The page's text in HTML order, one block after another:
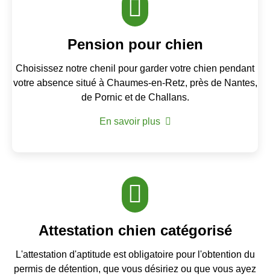
Pension pour chien
Choisissez notre chenil pour garder votre chien pendant
votre absence situé à Chaumes-en-Retz, près de Nantes,
de Pornic et de Challans.
En savoir plus
Attestation chien catégorisé
L'attestation d'aptitude est obligatoire pour l'obtention du
permis de détention, que vous désiriez ou que vous ayez